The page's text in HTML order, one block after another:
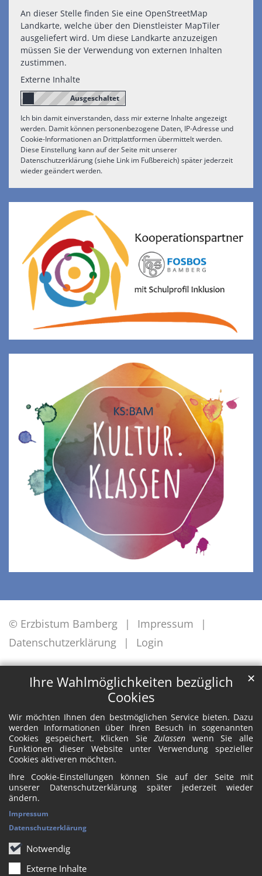
Ihre Wahlmöglichkeiten bezüglich
Cookies
Wir möchten Ihnen den bestmöglichen Service bieten. Dazu
werden Informationen über Ihren Besuch in sogenannten
Cookies gespeichert. Klicken SieZulassen wenn Sie alle
Funktionen dieser Website unter Verwendung spezieller
Cookies aktiveren möchten.
Ihre Cookie-Einstellungen können Sie auf der Seite mit
unserer Datenschutzerklärung später jederzeit wieder
ändern.
Notwendig
Externe Inhalte
✕
Impressum
Datenschutzerklärung
An dieser Stelle finden Sie eine OpenStreetMap
Landkarte, welche über den Dienstleister MapTiler
ausgeliefert wird. Um diese Landkarte anzuzeigen
müssen Sie der Verwendung von externen Inhalten
zustimmen.
Externe Inhalte
Ich bin damit einverstanden, dass mir externe Inhalte angezeigt
werden. Damit können personenbezogene Daten, IP-Adresse und
Cookie-Informationen an Drittplattformen übermittelt werden.
Diese Einstellung kann auf der Seite mit unserer
Datenschutzerklärung (siehe Link im Fußbereich) später jederzeit
wieder geändert werden.
© Erzbistum Bamberg
Impressum
Datenschutzerklärung
Login